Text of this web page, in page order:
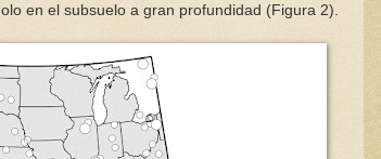
en el subsuelo a gran profundidad (Figura 2).